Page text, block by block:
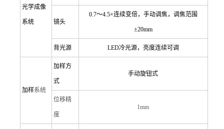
光学成像
系统 镜头
0.7～4.5×连续变倍，手动调焦，调焦范围
±20mm
背光源 LED冷光源，亮度连续可调
加样系统
加样方
式
手动旋钮式
位移精
度
1mm